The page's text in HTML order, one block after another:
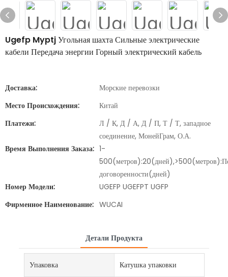
Ugefp Myptj Угольная шахта Сильные электрические
кабели Передача энергии Горный электрический кабель
Доставка:
Морские перевозки
Место Происхождения:
Китай
Платежи:
Л / К, Д / А, Д / П, Т / Т, западное
соединение, МонейГрам, О.А.
Время Выполнения Заказа: 1-
договоренности(дней)
Номер Модели:
UGEFP UGEFPT UGFP
Фирменное Наименование: WUCAI
Детали Продукта
Упаковка Катушка упаковки